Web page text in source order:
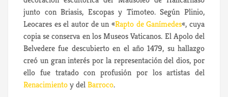
junto con Briasis, Escopas y Timoteo. Según Plinio,
Leocares es el autor de un «Rapto de Ganímedes«, cuya
copia se conserva en los Museos Vaticanos. El Apolo del
Belvedere fue descubierto en el año 1479, su hallazgo
creó un gran interés por la representación del dios, por
ello fue tratado con profusión por los artistas del
Renacimientoy delBarroco.